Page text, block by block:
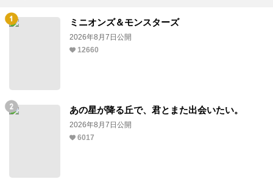
ミニオンズ＆モンスターズ
2026年8月7日公開
12660
あの星が降る丘で、君とまた出会いたい。
2026年8月7日公開
6017